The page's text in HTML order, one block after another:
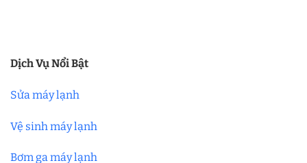
Dịch Vụ Nổi Bật
Sửa máy lạnh
Vệ sinh máy lạnh
Bơm ga máy lạnh